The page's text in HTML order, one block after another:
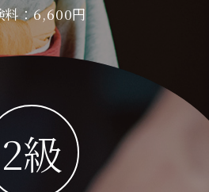
料：6,600円
2級